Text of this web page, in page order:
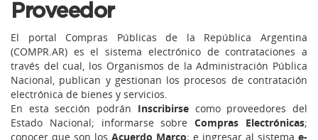
Proveedor
El portal Compras Públicas de la República Argentina
(COMPR.AR) es el sistema electrónico de contrataciones a
través del cual, los Organismos de la Administración Pública
Nacional, publican y gestionan los procesos de contratación
electrónica de bienes y servicios.
En esta sección podrán Inscribirsecomo proveedores del
Estado Nacional; informarse sobreCompras Electrónicas;
conocer que son los Acuerdo Marco; e ingresar al sistema e-